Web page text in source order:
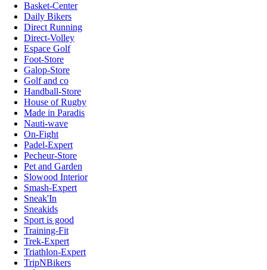
Basket-Center
Daily Bikers
Direct Running
Direct-Volley
Espace Golf
Foot-Store
Galop-Store
Golf and co
Handball-Store
House of Rugby
Made in Paradis
Nauti-wave
On-Fight
Padel-Expert
Pecheur-Store
Pet and Garden
Slowood Interior
Smash-Expert
Sneak'In
Sneakids
Sport is good
Training-Fit
Trek-Expert
Triathlon-Expert
TripNBikers